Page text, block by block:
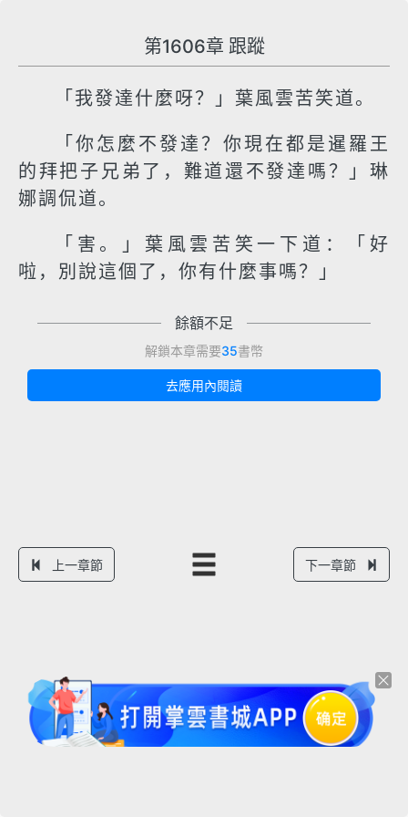
第1606章 跟蹤
「我發達什麼呀？」葉風雲苦笑道。
「你怎麼不發達？你現在都是暹羅王
的拜把子兄弟了，難道還不發達嗎？」琳
娜調侃道。
「害。」葉風雲苦笑一下道：「好
啦，別說這個了，你有什麼事嗎？」
餘額不足
解鎖本章需要35書幣
去應用內閱讀
上一章節 下一章節